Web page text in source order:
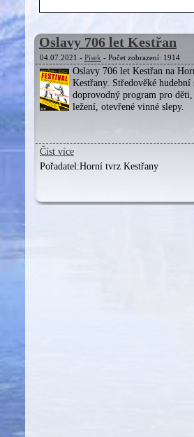
Oslavy 706 let Kestřan
04.07.2021 - Písek - Počet zobrazení: 1914
Oslavy 706 let Kestřan na
Kestřany. Středověké hudební
doprovodný program pro děti,
ležení, otevřené vinné slepy.
Číst více
Pořadatel:Horní tvrz Kestřany